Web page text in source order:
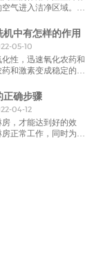
气进入洁净区域。工
中有怎样的作用
05-10
性，迅速氧化农药和
和激素变成稳定的无
正确步骤
04-12
，才能达到好的效
正常工作，同时为了